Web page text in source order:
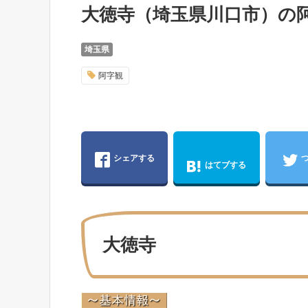
大徳寺（埼玉県川口市）の
埼玉県
阿字観
シェアする
はてブする
大徳寺